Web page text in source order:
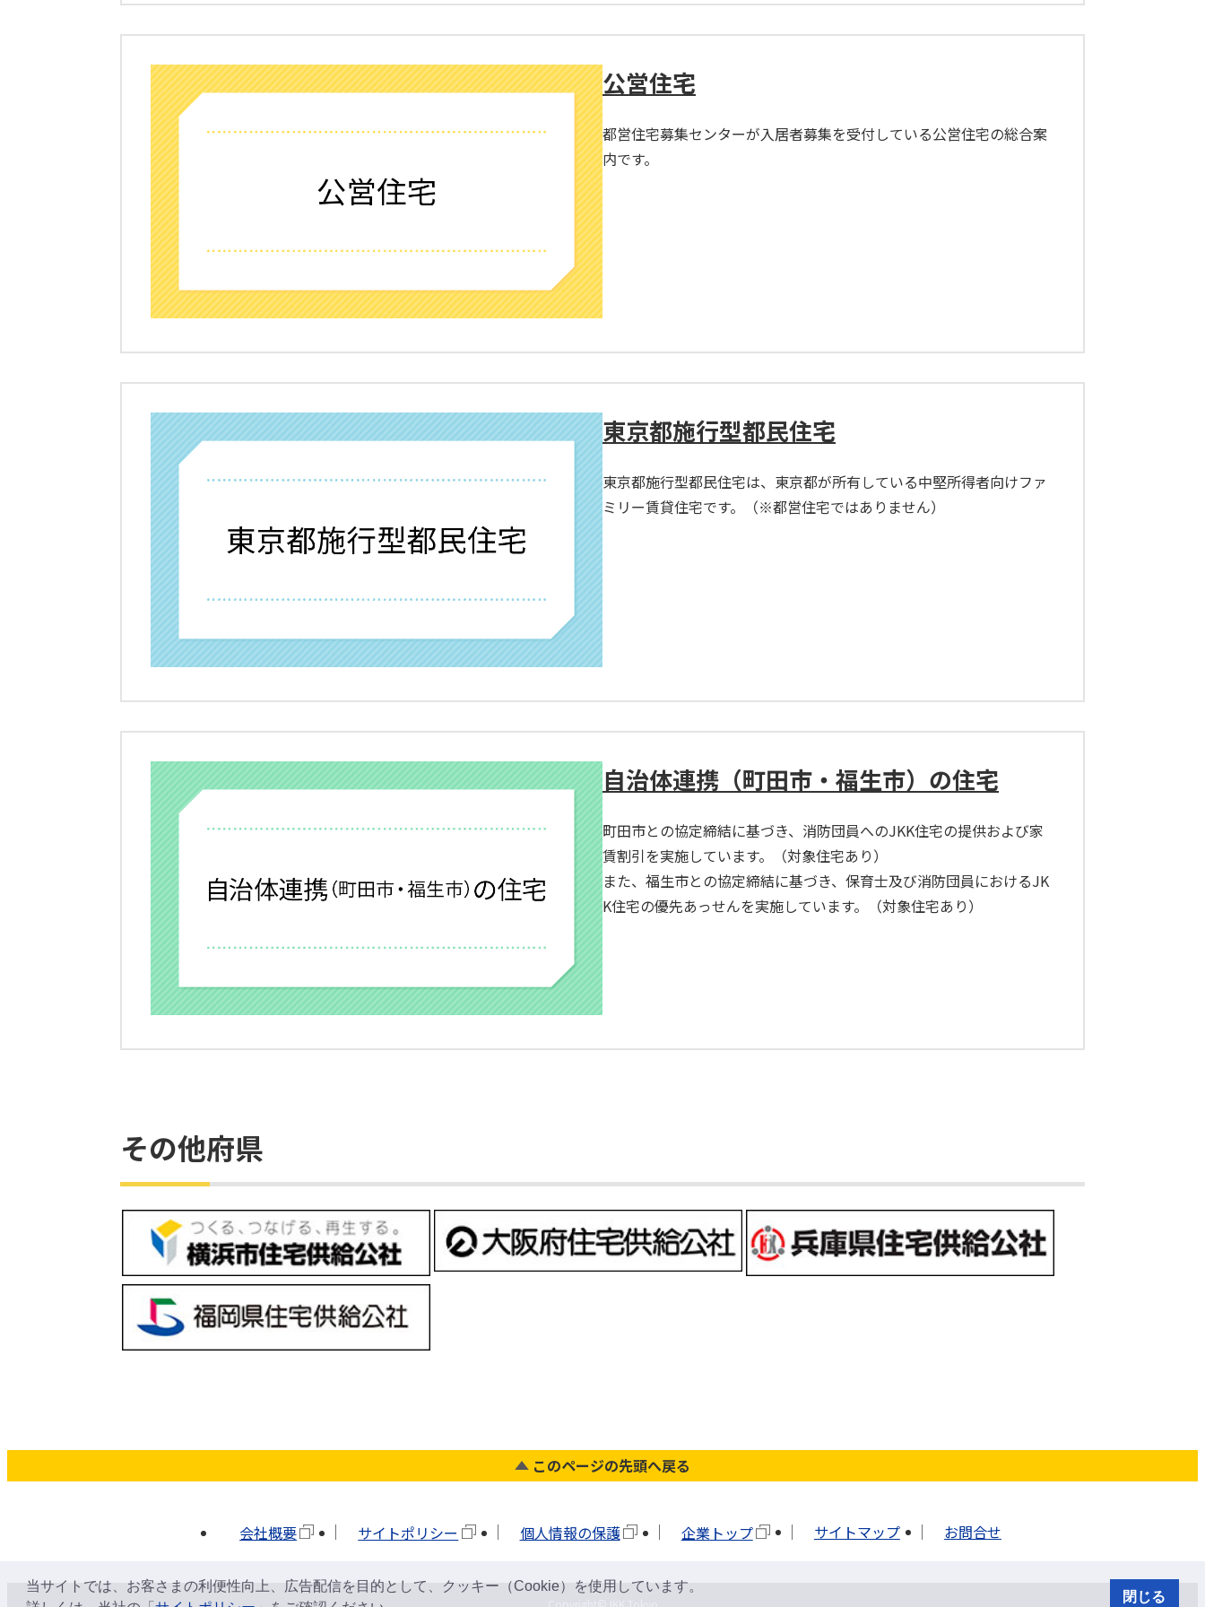
当サイトでは、お客さまの利便性向上、広告配信を目的として、クッキー（Cookie）を使用しています。
閉じる
公営住宅
都営住宅募集センターが入居者募集を受付している公営住宅の総合案
内です。
東京都施⾏型都⺠住宅
東京都施行型都民住宅は、東京都が所有している中堅所得者向けファ
ミリー賃貸住宅です。（※都営住宅ではありません）
自治体連携（町田市・福生市）の住宅
町田市との協定締結に基づき、消防団員へのJKK住宅の提供および家
賃割引を実施しています。（対象住宅あり）
また、福生市との協定締結に基づき、保育士及び消防団員におけるJK
K住宅の優先あっせんを実施しています。（対象住宅あり）
その他府県
このページの先頭へ戻る
会社概要 サイトポリシー 個人情報の保護 企業トップ サイトマップ お問合せ